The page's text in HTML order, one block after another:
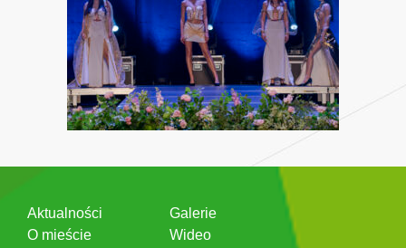
Aktualności
O mieście
Galerie
Wideo